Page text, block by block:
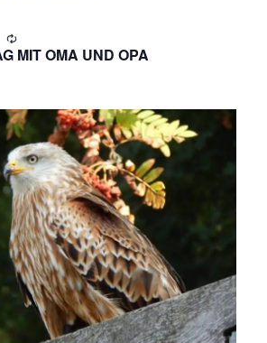
E
N
A
V
MIT OMA UND OPA